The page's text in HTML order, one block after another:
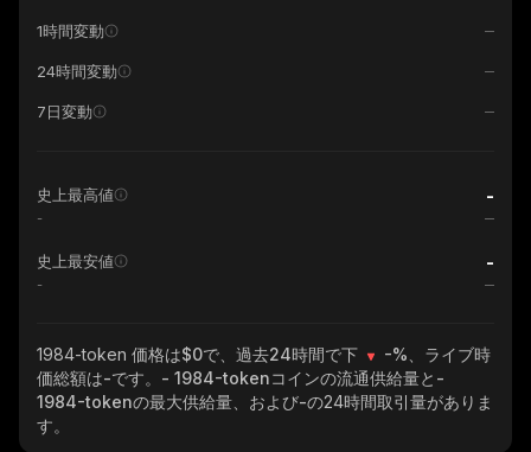
1時間変動
24時間変動
7日変動
史上最高値 -
-
史上最安値 -
-
1984-token 価格は$0で、過去24時間で下 -% 、ライブ時
価総額は-です。 - 1984-tokenコインの流通供給量と -
1984-tokenの最大供給量、および-の24時間取引量がありま
す。